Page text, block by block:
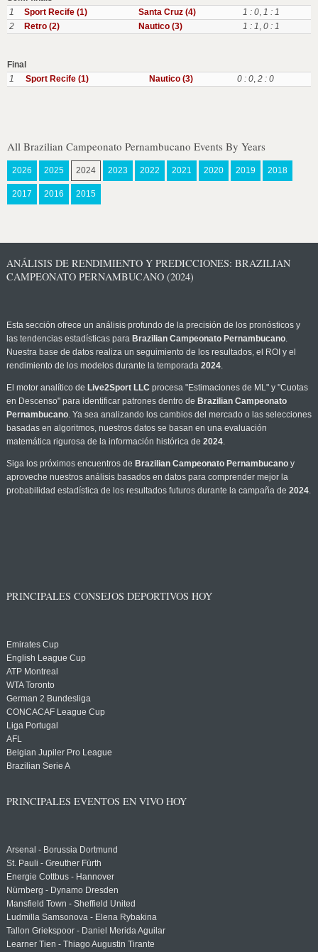
1
Sport Recife (1) Santa Cruz (4) 1 : 0, 1 : 1
2
Retro (2) Nautico (3) 1 : 1, 0 : 1
Final
1
Sport Recife (1) Nautico (3) 0 : 0, 2 : 0
All Brazilian Campeonato Pernambucano Events By Years
2026 2025 2024 2023 2022 2021 2020 2019 2018
2017 2016 2015
ANÁLISIS DE RENDIMIENTO Y PREDICCIONES: BRAZILIAN
CAMPEONATO PERNAMBUCANO (2024)
Esta sección ofrece un análisis profundo de la precisión de los pronósticos y
las tendencias estadísticas para Brazilian Campeonato Pernambucano.
Nuestra base de datos realiza un seguimiento de los resultados, el ROI y el
rendimiento de los modelos durante la temporada 2024.
El motor analítico de Live2Sport LLC procesa "Estimaciones de ML" y "Cuotas
en Descenso" para identificar patrones dentro de Brazilian Campeonato
Pernambucano. Ya sea analizando los cambios del mercado o las selecciones
basadas en algoritmos, nuestros datos se basan en una evaluación
matemática rigurosa de la información histórica de 2024.
Siga los próximos encuentros de Brazilian Campeonato Pernambucanoy
aproveche nuestros análisis basados en datos para comprender mejor la
probabilidad estadística de los resultados futuros durante la campaña de 2024.
PRINCIPALES CONSEJOS DEPORTIVOS HOY
Emirates Cup
English League Cup
ATP Montreal
WTA Toronto
German 2 Bundesliga
CONCACAF League Cup
Liga Portugal
AFL
Belgian Jupiler Pro League
Brazilian Serie A
PRINCIPALES EVENTOS EN VIVO HOY
Arsenal - Borussia Dortmund
St. Pauli - Greuther Fürth
Energie Cottbus - Hannover
Nürnberg - Dynamo Dresden
Mansfield Town - Sheffield United
Ludmilla Samsonova - Elena Rybakina
Tallon Griekspoor - Daniel Merida Aguilar
Learner Tien - Thiago Augustin Tirante